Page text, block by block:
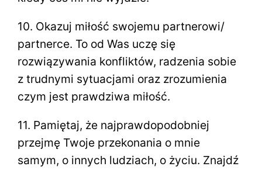
10. Okazuj miłość swojemu partnerowi/
partnerce. To od Was uczę się
rozwiązywania konfliktów, radzenia sobie
z trudnymi sytuacjami oraz zrozumienia
czym jest prawdziwa miłość.
11. Pamiętaj, że najprawdopodobniej
przejmę Twoje przekonania o mnie
samym, o innych ludziach, o życiu. Znajdź